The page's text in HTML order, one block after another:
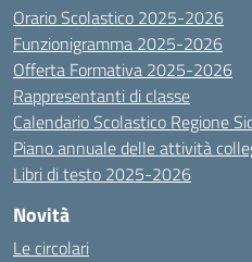
Orario Scolastico 2025-2026
Funzionigramma 2025-2026
Offerta Formativa 2025-2026
Rappresentanti di classe
Calendario Scolastico Regione
Piano annuale delle attività
Libri di testo 2025-2026
Novità
Le circolari